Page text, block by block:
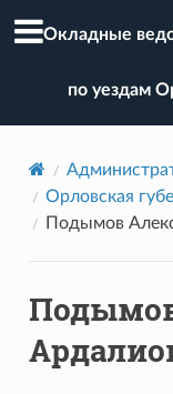
Окладные
по уездам
Орловская
Подымов